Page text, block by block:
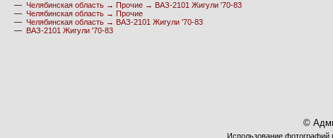
— Челябинская область → Прочие → ВАЗ-2101 Жигули '70-83
— Челябинская область → Прочие
— Челябинская область → ВАЗ-2101 Жигули '70-83
— ВАЗ-2101 Жигули '70-83
©
Использование фотографий